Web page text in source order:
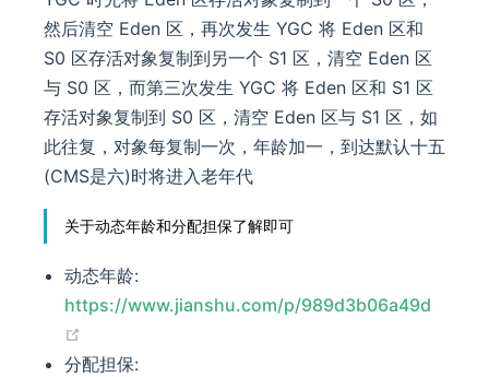
然后清空 Eden 区，再次发生 YGC 将 Eden 区和
S0 区存活对象复制到另一个 S1 区，清空 Eden 区
与 S0 区，而第三次发生 YGC 将 Eden 区和 S1 区
存活对象复制到 S0 区，清空 Eden 区与 S1 区，如
此往复，对象每复制一次，年龄加一，到达默认十五
(CMS是六)时将进入老年代
关于动态年龄和分配担保了解即可
动态年龄:
https://www.jianshu.com/p/989d3b06a49d
分配担保: